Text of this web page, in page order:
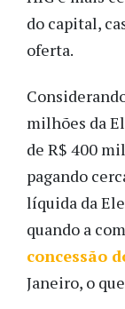
do capital,
oferta.
milhões da
de R$ 400
pagando
líquida da
quando a
concessão
Janeiro, o